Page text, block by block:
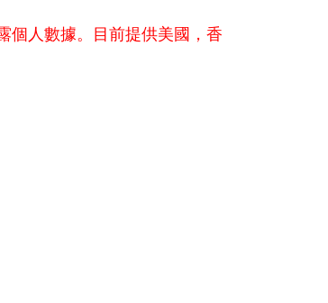
個人數據。目前提供美國，香